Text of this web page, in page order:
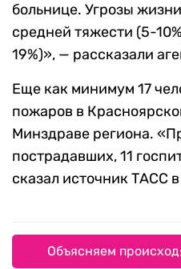
больнице. Угрозы
средней тяжести (5-
19%)», — рассказали
Еще как минимум 17
пожаров в
Минздраве региона.
пострадавших, 11
сказал источник ТАСС
Объясняем